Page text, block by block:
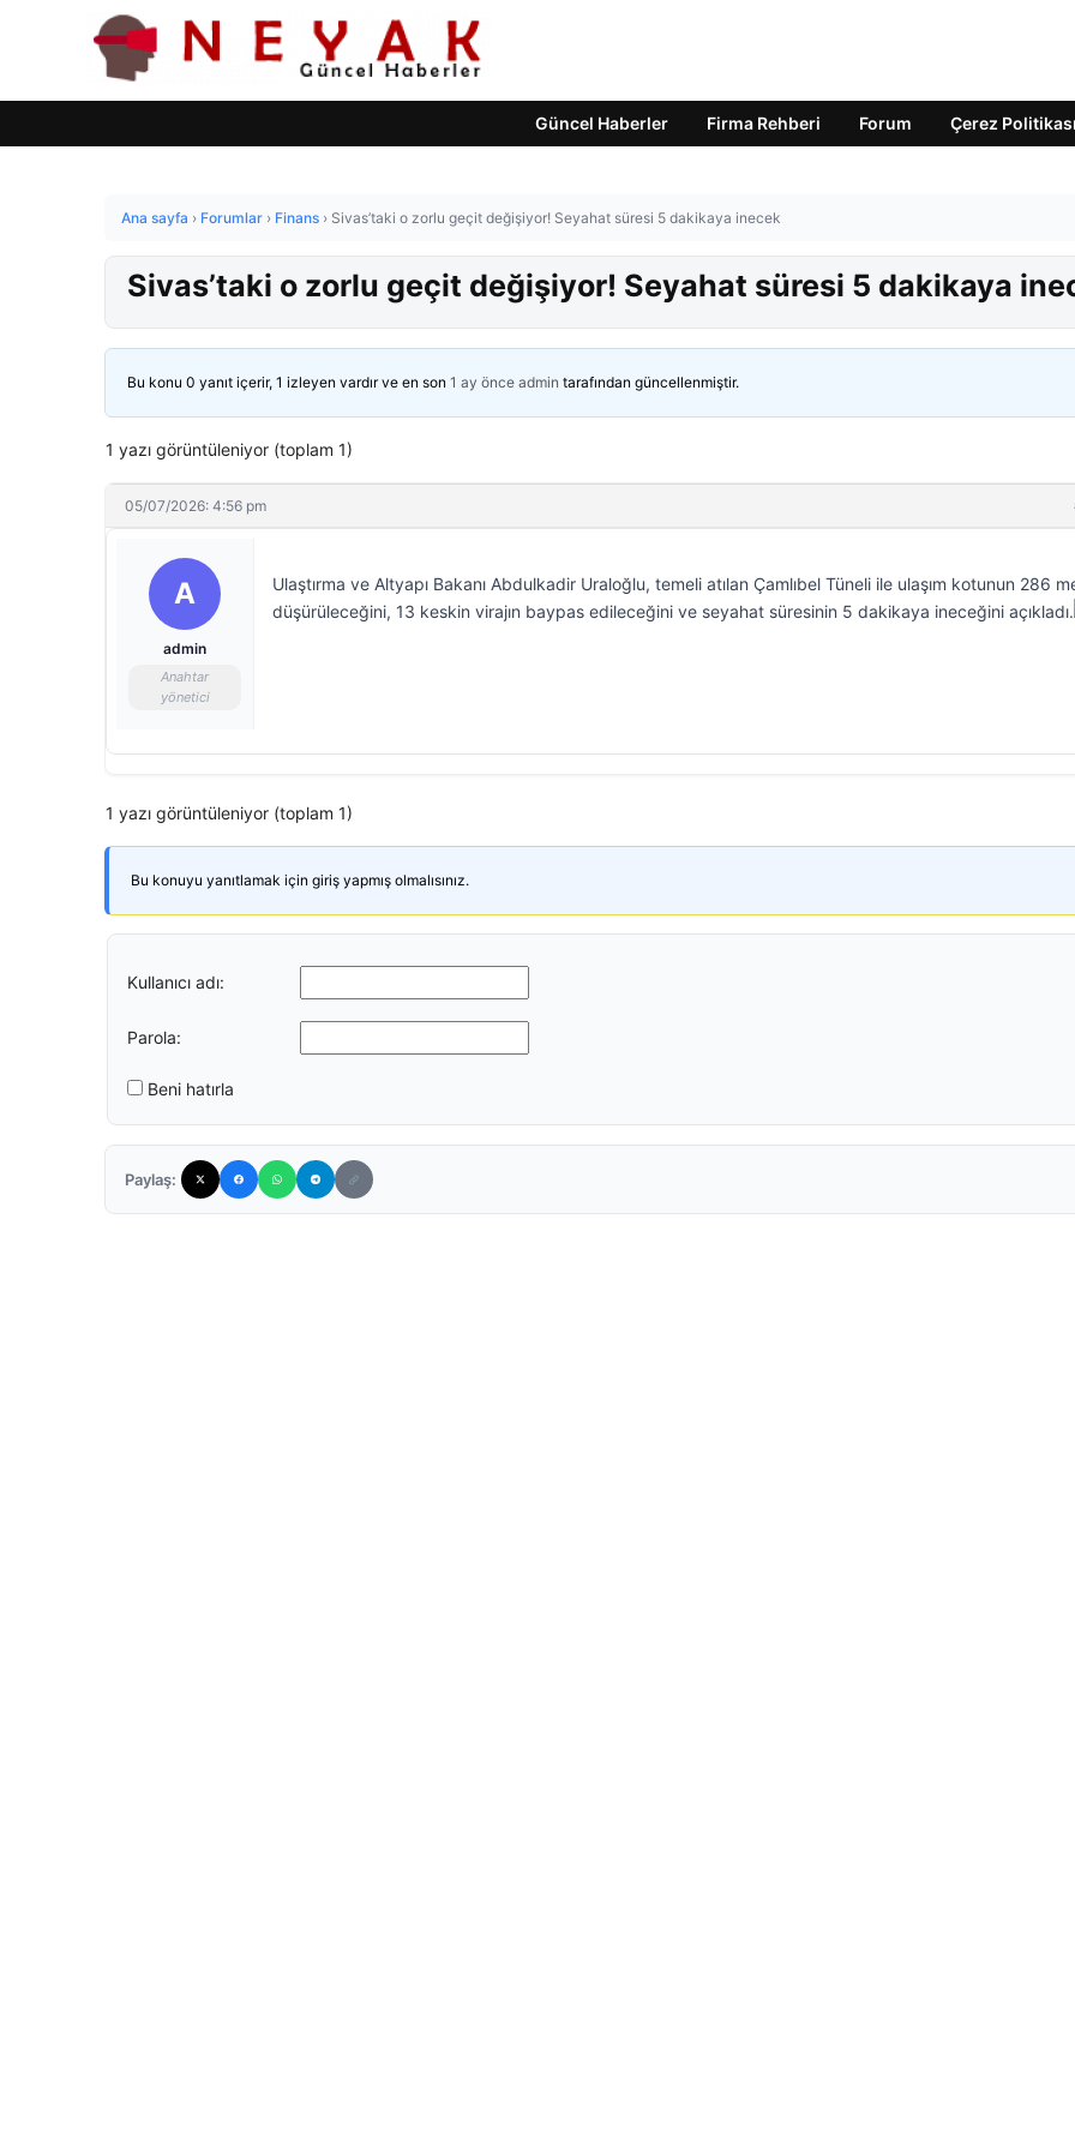
Güncel Haberler Firma Rehberi Forum Çerez Politikası
Ana sayfa › Forumlar › Finans › Sivas’taki o zorlu geçit değişiyor! Seyahat süresi 5 dakikaya inecek
Sivas’taki o zorlu geçit değişiyor! Seyahat süresi 5 dakikaya
Bu konu 0 yanıt içerir, 1 izleyen vardır ve en son 1 ay önce admin tarafından güncellenmiştir.
1 yazı görüntüleniyor (toplam 1)
05/07/2026: 4:56 pm
A
admin
Anahtar
yönetici
Ulaştırma ve Altyapı Bakanı Abdulkadir Uraloğlu, temeli atılan Çamlıbel Tüneli ile ulaşım kotunun 286
düşürüleceğini, 13 keskin virajın baypas edileceğini ve seyahat süresinin 5 dakikaya ineceğini açıkladı.
1 yazı görüntüleniyor (toplam 1)
Bu konuyu yanıtlamak için giriş yapmış olmalısınız.
Kullanıcı adı:
Parola:
Beni hatırla
Paylaş: